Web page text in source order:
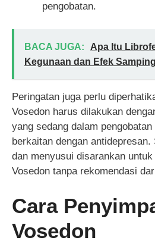
pengobatan.
BACA JUGA:
Apa Itu
Kegunaan dan Efek
Peringatan juga perlu
Vosedon harus dilakukan
yang sedang dalam
berkaitan dengan
dan menyusui disarankan
Vosedon tanpa rekomendasi
Cara
Vosedon